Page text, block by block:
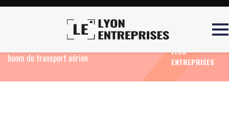
SkySuccess : accompagner la
boom du transport aérien
LYON
ENTREPRISES